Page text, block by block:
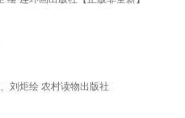
刘炬绘 农村读物出版社